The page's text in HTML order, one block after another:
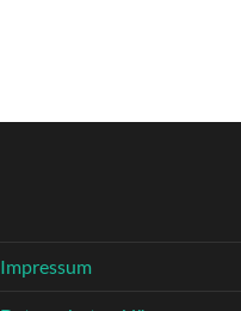
Impressum